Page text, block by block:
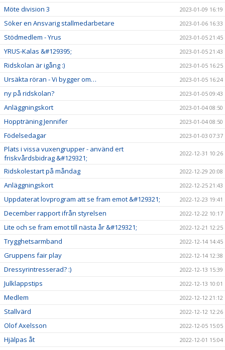
Möte division 3 2023-01-09 16:19
Söker en Ansvarig stallmedarbetare 2023-01-06 16:33
Stödmedlem - Yrus 2023-01-05 21:45
YRUS-Kalas &#129395; 2023-01-05 21:43
Ridskolan är igång :) 2023-01-05 16:25
Ursäkta röran - Vi bygger om… 2023-01-05 16:24
ny på ridskolan? 2023-01-05 09:43
Anläggningskort 2023-01-04 08:50
Hoppträning Jennifer 2023-01-04 08:50
Födelsedagar 2023-01-03 07:37
Plats i vissa vuxengrupper - använd ert
friskvårdsbidrag &#129321;
2022-12-31 10:26
Ridskolestart på måndag 2022-12-29 20:08
Anläggningskort 2022-12-25 21:43
Uppdaterat lovprogram att se fram emot &#129321; 2022-12-23 19:41
December rapport ifrån styrelsen 2022-12-22 10:17
Lite och se fram emot till nästa år &#129321; 2022-12-21 12:25
Trygghetsarmband 2022-12-14 14:45
Gruppens fair play 2022-12-14 12:38
Dressyrintresserad? :) 2022-12-13 15:39
Julklappstips 2022-12-13 10:01
Medlem 2022-12-12 21:12
Stallvärd 2022-12-12 12:26
Olof Axelsson 2022-12-05 15:05
Hjälpas åt 2022-12-01 15:04